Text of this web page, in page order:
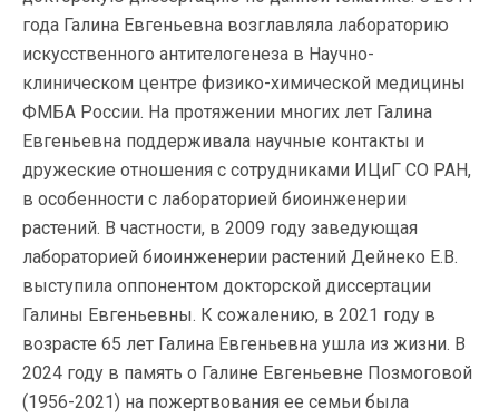
года Галина Евгеньевна возглавляла лабораторию
искусственного антителогенеза в Научно-
клиническом центре физико-химической медицины
ФМБА России. На протяжении многих лет Галина
Евгеньевна поддерживала научные контакты и
дружеские отношения с сотрудниками ИЦиГ СО РАН,
в особенности с лабораторией биоинженерии
растений. В частности, в 2009 году заведующая
лабораторией биоинженерии растений Дейнеко Е.В.
выступила оппонентом докторской диссертации
Галины Евгеньевны. К сожалению, в 2021 году в
возрасте 65 лет Галина Евгеньевна ушла из жизни. В
2024 году в память о Галине Евгеньевне Позмоговой
(1956-2021) на пожертвования ее семьи была